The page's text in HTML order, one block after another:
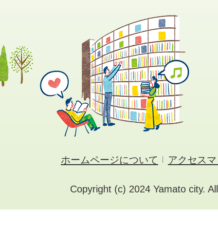
ホームページについて アクセス
Copyright (c) 2024 Yamato city.